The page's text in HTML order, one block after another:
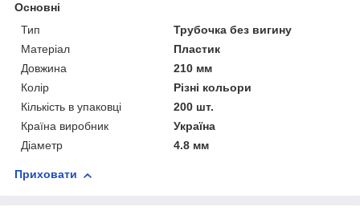
Основні
Тип
Трубочка без вигину
Матеріал
Пластик
Довжина
210 мм
Колір
Різні кольори
Кількість в упаковці
200 шт.
Країна виробник
Україна
Діаметр
4.8 мм
Приховати